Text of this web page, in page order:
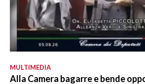
MULTIMEDIA
Alla Camera bagarre e bende